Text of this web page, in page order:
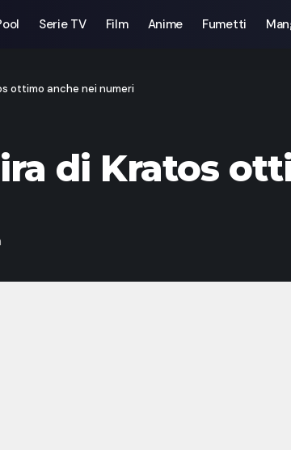
Serie TV Film Anime Fumetti
ottimo anche nei numeri
di Kratos